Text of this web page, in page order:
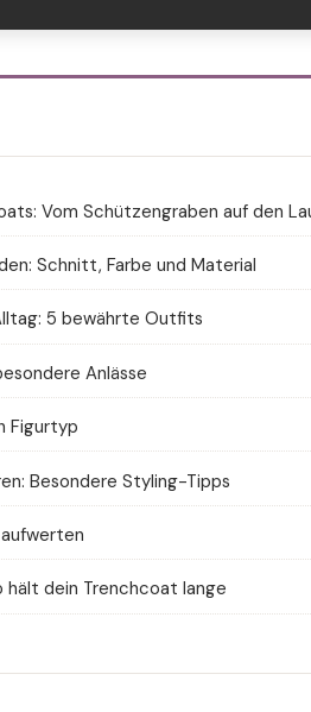
Vom Schützengraben auf den
Schnitt, Farbe und Material
5 bewährte Outfits
Anlässe
Figurtyp
Besondere Styling-Tipps
hält dein Trenchcoat lange